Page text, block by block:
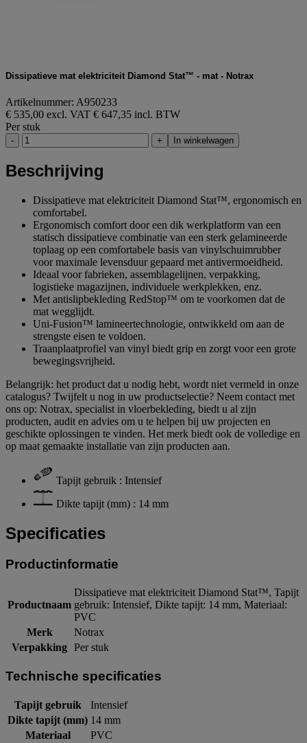
Dissipatieve mat elektriciteit Diamond Stat™ - mat - Notrax
Artikelnummer: A950233
€ 535,00 excl. VAT € 647,35 incl. BTW
Per stuk
- + In winkelwagen
Beschrijving
Dissipatieve mat elektriciteit Diamond Stat™, ergonomisch en
comfortabel.
Ergonomisch comfort door een dik werkplatform van een
statisch dissipatieve combinatie van een sterk gelamineerde
toplaag op een comfortabele basis van vinylschuimrubber
voor maximale levensduur gepaard met antivermoeidheid.
Ideaal voor fabrieken, assemblagelijnen, verpakking,
logistieke magazijnen, individuele werkplekken, enz.
Met antislipbekleding RedStop™ om te voorkomen dat de
mat wegglijdt.
Uni-Fusion™ lamineertechnologie, ontwikkeld om aan de
strengste eisen te voldoen.
Traanplaatprofiel van vinyl biedt grip en zorgt voor een grote
bewegingsvrijheid.
Belangrijk: het product dat u nodig hebt, wordt niet vermeld in onze
catalogus? Twijfelt u nog in uw productselectie? Neem contact met
ons op: Notrax, specialist in vloerbekleding, biedt u al zijn
producten, audit en advies om u te helpen bij uw projecten en
geschikte oplossingen te vinden. Het merk biedt ook de volledige en
op maat gemaakte installatie van zijn producten aan.
Tapijt gebruik : Intensief
Dikte tapijt (mm) : 14 mm
Specificaties
Productinformatie
Productnaam
Dissipatieve mat elektriciteit Diamond Stat™, Tapijt
gebruik: Intensief, Dikte tapijt: 14 mm, Materiaal:
PVC
Merk
Notrax
Verpakking Per stuk
Technische specificaties
Tapijt gebruik
Intensief
Dikte tapijt (mm) 14 mm
Materiaal
PVC